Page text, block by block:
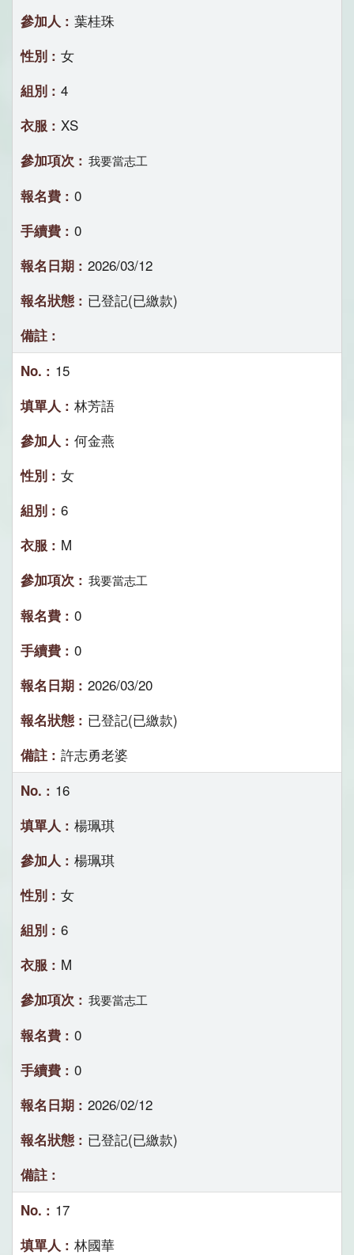
葉桂珠
女
4
XS
我要當志工
0
0
2026/03/12
已登記(已繳款)
15
林芳語
何金燕
女
6
M
我要當志工
0
0
2026/03/20
已登記(已繳款)
許志勇老婆
16
楊珮琪
楊珮琪
女
6
M
我要當志工
0
0
2026/02/12
已登記(已繳款)
17
林國華